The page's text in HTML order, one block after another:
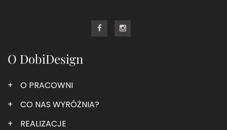
O DobiDesign
O PRACOWNI
CO NAS WYRÓŻNIA?
REALIZACJE